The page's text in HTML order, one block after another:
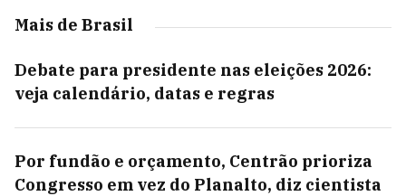
Mais de Brasil
Debate para presidente nas eleições 2026:
veja calendário, datas e regras
Por fundão e orçamento, Centrão prioriza
Congresso em vez do Planalto, diz cientista